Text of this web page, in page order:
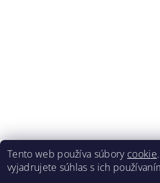
Tento web používa súbory cookie
vyjadrujete súhlas s ich